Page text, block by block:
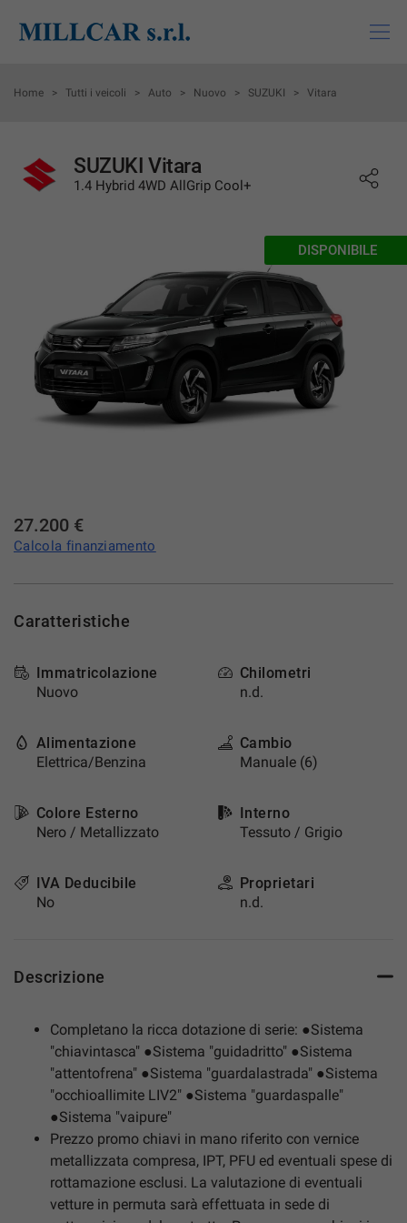
HOME
ACQUISTIAMO USATO
MONDI MITSUBISHI
ASSISTENZA
CHI SIAMO
CONTATTI
Home > Tutti i veicoli > Auto > Nuovo > SUZUKI > Vitara
SUZUKI Vitara
1.4 Hybrid 4WD AllGrip Cool+
DISPONIBILE
27.200 €
Calcola finanziamento
Caratteristiche
Immatricolazione
Nuovo
Chilometri
n.d.
Alimentazione
Elettrica/Benzina
Cambio
Manuale (6)
Colore Esterno
Nero / Metallizzato
Interno
Tessuto / Grigio
IVA Deducibile
No
Proprietari
n.d.
Descrizione
Completano la ricca dotazione di serie: ●Sistema
"chiavintasca" ●Sistema "guidadritto" ●Sistema
"attentofrena" ●Sistema "guardalastrada" ●Sistema
"occhioallimite LIV2" ●Sistema "guardaspalle"
●Sistema "vaipure"
Prezzo promo chiavi in mano riferito con vernice
metallizzata compresa, IPT, PFU ed eventuali spese di
rottamazione esclusi. La valutazione di eventuali
vetture in permuta sarà effettuata in sede di